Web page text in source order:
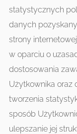
statystycznych
danych
strony
w oparciu o
dostosowania
Użytkownika oraz
tworzenia
sposób
ulepszanie jej